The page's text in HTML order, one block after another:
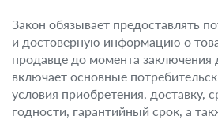
Закон обязывает предоставлять
и достоверную информацию о
продавце до момента заключения
включает основные
условия приобретения, доставку,
годности, гарантийный срок, а